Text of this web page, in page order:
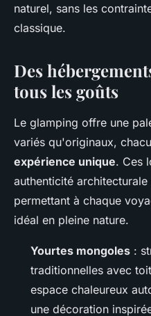
naturel, sans les
classique.
Des
tous les goûts
Le glamping offre une
variés qu'originaux,
expérience unique. Ces
authenticité
permettant à chaque
idéal en pleine nature.
Yourtes mongoles :
traditionnelles avec
espace chaleureux
une décoration